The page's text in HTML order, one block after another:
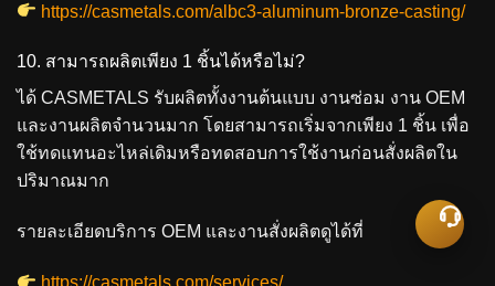
https://casmetals.com/albc3-aluminum-bronze-casting/
10. สามารถผลิตเพียง 1 ชิ้นได้หรือไม่?
ได้ CASMETALS รับผลิตทั้งงานต้นแบบ งานซ่อม งาน OEM
และงานผลิตจำนวนมาก โดยสามารถเริ่มจากเพียง 1 ชิ้น เพื่อ
ใช้ทดแทนอะไหล่เดิมหรือทดสอบการใช้งานก่อนสั่งผลิตใน
ปริมาณมาก
รายละเอียดบริการ OEM และงานสั่งผลิตดูได้ที่
https://casmetals.com/services/